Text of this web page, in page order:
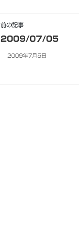
前の記事
2009/07/05
2009年7月5日